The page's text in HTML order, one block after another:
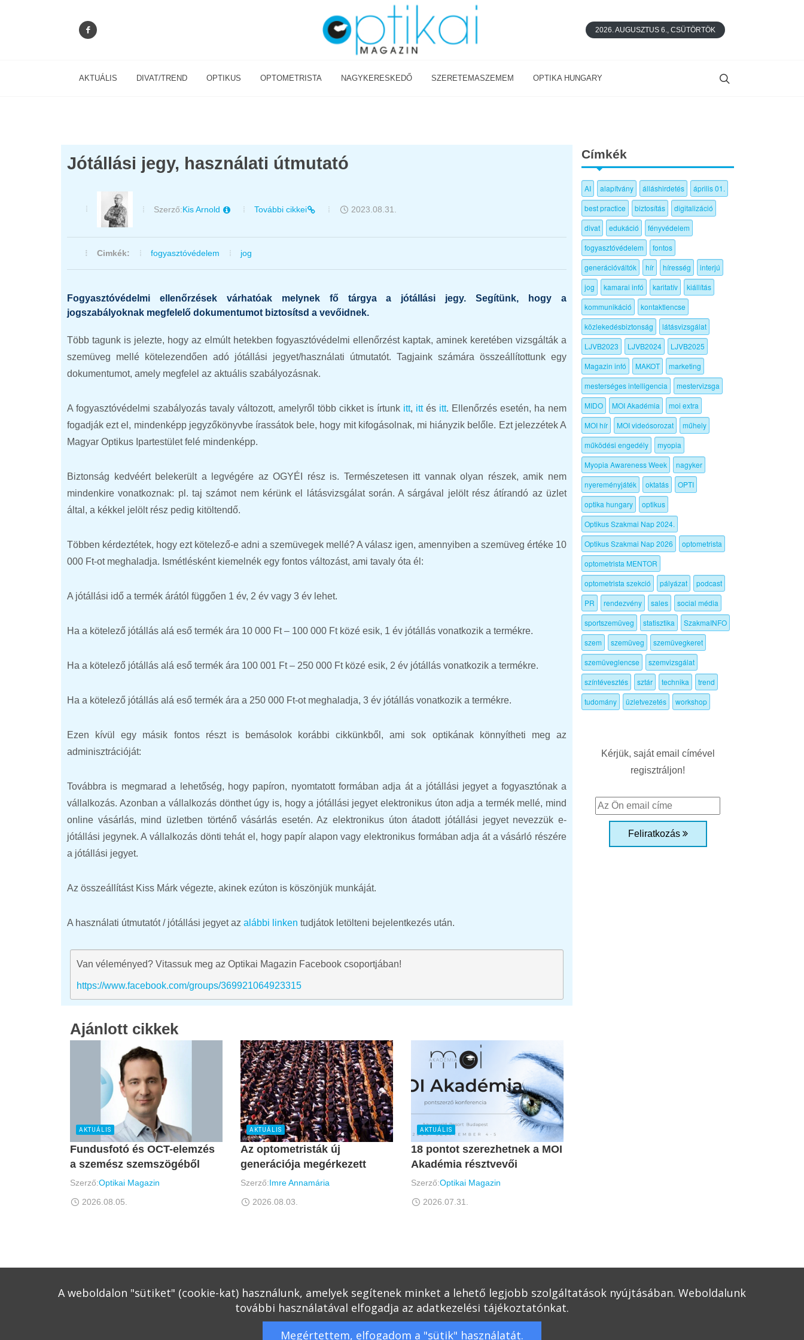
2026. AUGUSZTUS 6., CSÜTÖRTÖK
AKTUÁLIS DIVAT/TREND OPTIKUS OPTOMETRISTA NAGYKERESKEDŐ SZERETEMASZEMEM OPTIKA HUNGARY
Jótállási jegy, használati útmutató
Szerző:Kis Arnold További cikkei 2023.08.31.
Cimkék: fogyasztóvédelem jog
Fogyasztóvédelmi ellenőrzések várhatóak melynek fő tárgya a jótállási jegy. Segítünk, hogy a
jogszabályoknak megfelelő dokumentumot biztosítsd a vevőidnek.
Több tagunk is jelezte, hogy az elmúlt hetekben fogyasztóvédelmi ellenőrzést kaptak, aminek keretében vizsgálták a
szemüveg mellé kötelezendően adó jótállási jegyet/használati útmutatót. Tagjaink számára összeállítottunk egy
dokumentumot, amely megfelel az aktuális szabályozásnak.
A fogyasztóvédelmi szabályozás tavaly változott, amelyről több cikket is írtunk itt, ittés itt. Ellenőrzés esetén, ha nem
fogadják ezt el, mindenképp jegyzőkönyvbe írassátok bele, hogy mit kifogásolnak, mi hiányzik belőle. Ezt jelezzétek A
Magyar Optikus Ipartestület felé mindenképp.
Biztonság kedvéért belekerült a legvégére az OGYÉI rész is. Természetesen itt vannak olyan részek, amik nem
mindenkire vonatkoznak: pl. taj számot nem kérünk el látásvizsgálat során. A sárgával jelölt rész átírandó az üzlet
által, a kékkel jelölt rész pedig kitöltendő.
Többen kérdeztétek, hogy ezt kötelező-e adni a szemüvegek mellé? A válasz igen, amennyiben a szemüveg értéke 10
000 Ft-ot meghaladja. Ismétlésként kiemelnék egy fontos változást, ami tavaly óta él:
A jótállási idő a termék árától függően 1 év, 2 év vagy 3 év lehet.
Ha a kötelező jótállás alá eső termék ára 10 000 Ft – 100 000 Ft közé esik, 1 év jótállás vonatkozik a termékre.
Ha a kötelező jótállás alá eső termék ára 100 001 Ft – 250 000 Ft közé esik, 2 év jótállás vonatkozik a termékre.
Ha a kötelező jótállás alá eső termék ára a 250 000 Ft-ot meghaladja, 3 év jótállás vonatkozik a termékre.
Ezen kívül egy másik fontos részt is bemásolok korábbi cikkünkből, ami sok optikának könnyítheti meg az
adminisztrációját:
Továbbra is megmarad a lehetőség, hogy papíron, nyomtatott formában adja át a jótállási jegyet a fogyasztónak a
vállalkozás. Azonban a vállalkozás dönthet úgy is, hogy a jótállási jegyet elektronikus úton adja a termék mellé, mind
online vásárlás, mind üzletben történő vásárlás esetén. Az elektronikus úton átadott jótállási jegyet nevezzük e-
jótállási jegynek. A vállalkozás dönti tehát el, hogy papír alapon vagy elektronikus formában adja át a vásárló részére
a jótállási jegyet.
Az összeállítást Kiss Márk végezte, akinek ezúton is köszönjük munkáját.
A használati útmutatót / jótállási jegyet az alábbi linken tudjátok letölteni bejelentkezés után.
Van véleményed? Vitassuk meg az Optikai Magazin Facebook csoportjában!
https://www.facebook.com/groups/369921064923315
Ajánlott cikkek
AKTUÁLIS
Fundusfotó és OCT-elemzés
a szemész szemszögéből
Szerző:Optikai Magazin
2026.08.05.
AKTUÁLIS
Az optometristák új
generációja megérkezett
Szerző:Imre Annamária
2026.08.03.
AKTUÁLIS
18 pontot szerezhetnek a MOI
Akadémia résztvevői
Szerző:Optikai Magazin
2026.07.31.
Címkék
AI alapítvány álláshirdetés
április 01.
best practice
biztosítás
digitalizáció
divat
edukáció
fényvédelem
fogyasztóvédelem
fontos
generációváltók
hír híresség
interjú
jog
kamarai infó karitatív
kiállítás
kommunikáció
kontaktlencse
közlekedésbiztonság
látásvizsgálat
LJVB2023
LJVB2024
LJVB2025
Magazin infó
MAKOT
marketing
mesterséges intelligencia
mestervizsga
MIDO
MOI Akadémia
moi extra
MOI hír
MOI videósorozat
műhely
működési engedély
myopia
Myopia Awareness Week
nagyker
nyereményjáték
oktatás
OPTI
optika hungary
optikus
Optikus Szakmai Nap 2024.
Optikus Szakmai Nap 2026
optometrista
optometrista MENTOR
optometrista szekció
pályázat
podcast
PR
rendezvény sales
social média
sportszemüveg
statisztika
SzakmaINFO
szem
szemüveg
szemüvegkeret
szemüveglencse
szemvizsgálat
színtévesztés
sztár technika
trend
tudomány
üzletvezetés workshop
Kérjük, saját email címével
regisztráljon!
Feliratkozás
A weboldalon "sütiket" (cookie-kat) használunk, amelyek segítenek minket a lehető legjobb szolgáltatások nyújtásában. Weboldalunk
további használatával elfogadja az adatkezelési tájékoztatónkat.
Megértettem, elfogadom a "sütik" használatát.